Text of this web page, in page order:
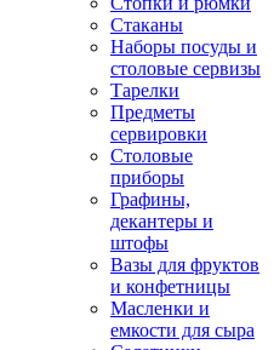
Стаканы
Наборы посуды и
столовые сервизы
Тарелки
Предметы
сервировки
Столовые
приборы
Графины,
декантеры и
штофы
Вазы для фруктов
и конфетницы
Масленки и
емкости для сыра